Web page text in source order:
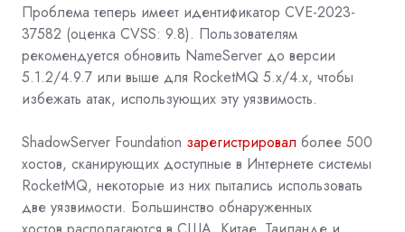
Проблема теперь имеет идентификатор CVE-2023-
37582 (оценка CVSS: 9.8). Пользователям
рекомендуется обновить NameServer до версии
5.1.2/4.9.7 или выше для RocketMQ 5.x/4.x, чтобы
избежать атак, использующих эту уязвимость.
ShadowServer Foundation зарегистрировал более 500
хостов, сканирующих доступные в Интернете системы
RocketMQ, некоторые из них пытались использовать
две уязвимости. Большинство обнаруженных